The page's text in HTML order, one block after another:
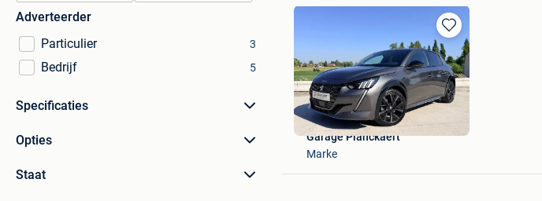
Adverteerder
Particulier
3
Bedrijf 5
Specificaties
Opties
Staat
Bewaren
in
Mijn
Favorieten
Garage Planckaert
Marke